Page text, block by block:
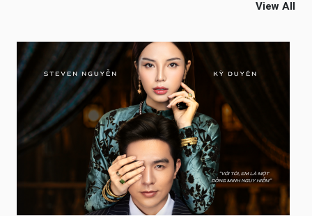
View All